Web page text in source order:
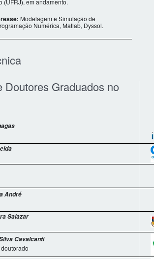
(UFRJ), em andamento.
Modelagem e Simulação de
Numérica, Matlab, Dyssol.
Doutores Graduados no
André
Salazar
Cavalcanti